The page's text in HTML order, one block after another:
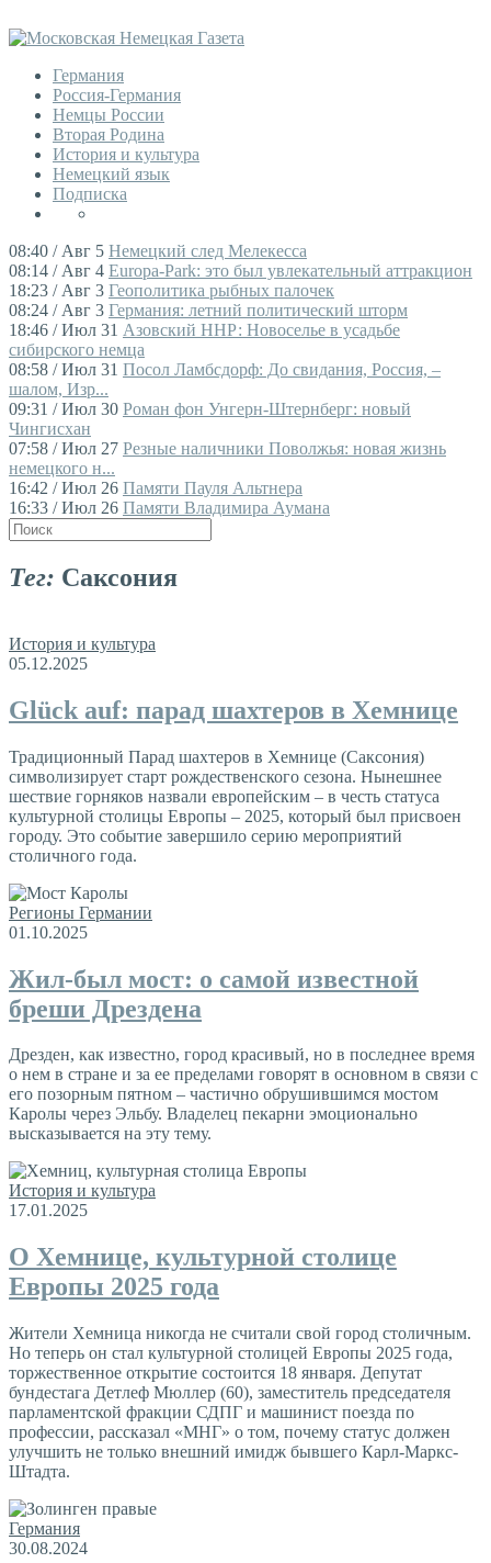
Германия
Россия-Германия
Немцы России
Вторая Родина
История и культура
Немецкий язык
Подписка
08:40 / Авг 5 Немецкий след Мелекесса
08:14 / Авг 4 Europa-Park: это был увлекательный аттракцион
18:23 / Авг 3 Геополитика рыбных палочек
08:24 / Авг 3 Германия: летний политический шторм
18:46 / Июл 31 Азовский ННР: Новоселье в усадьбе
сибирского немца
08:58 / Июл 31 Посол Ламбсдорф: До свидания, Россия, –
шалом, Изр...
09:31 / Июл 30 Роман фон Унгерн-Штернберг: новый
Чингисхан
07:58 / Июл 27 Резные наличники Поволжья: новая жизнь
немецкого н...
16:42 / Июл 26 Памяти Пауля Альтнера
16:33 / Июл 26 Памяти Владимира Аумана
Тег: Саксония
История и культура
05.12.2025
Glück auf: парад шахтеров в Хемнице
Традиционный Парад шахтеров в Хемнице (Саксония)
символизирует старт рождественского сезона. Нынешнее
шествие горняков назвали европейским – в честь статуса
культурной столицы Европы – 2025, который был присвоен
городу. Это событие завершило серию мероприятий
столичного года.
Регионы Германии
01.10.2025
Жил-был мост: о самой известной
бреши Дрездена
Дрезден, как известно, город красивый, но в последнее время
о нем в стране и за ее пределами говорят в основном в связи с
его позорным пятном – частично обрушившимся мостом
Каролы через Эльбу. Владелец пекарни эмоционально
высказывается на эту тему.
История и культура
17.01.2025
О Хемнице, культурной столице
Европы 2025 года
Жители Хемница никогда не считали свой город столичным.
Но теперь он стал культурной столицей Европы 2025 года,
торжественное открытие состоится 18 января. Депутат
бундестага Детлеф Мюллер (60), заместитель председателя
парламентской фракции СДПГ и машинист поезда по
профессии, рассказал «МНГ» о том, почему статус должен
улучшить не только внешний имидж бывшего Карл-Маркс-
Штадта.
Германия
30.08.2024